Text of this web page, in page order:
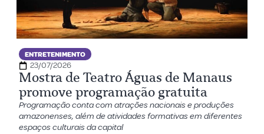
ENTRETENIMENTO
23/07/2026
Mostra de Teatro Águas de Manaus
promove programação gratuita
Programação conta com atrações nacionais e produções
amazonenses, além de atividades formativas em diferentes
espaços culturais da capital